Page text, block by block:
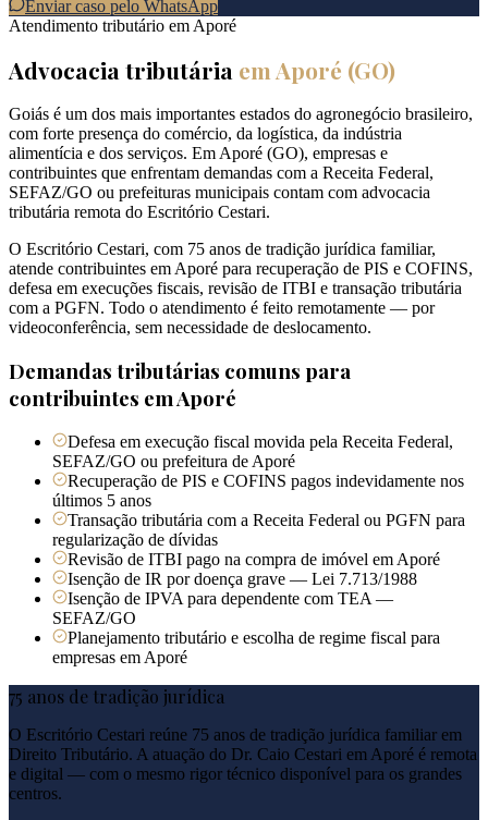
Enviar caso pelo WhatsApp
Atendimento tributário em Aporé
Advocacia tributária em Aporé (GO)
Goiás é um dos mais importantes estados do agronegócio brasileiro,
com forte presença do comércio, da logística, da indústria
alimentícia e dos serviços. Em Aporé (GO), empresas e
contribuintes que enfrentam demandas com a Receita Federal,
SEFAZ/GO ou prefeituras municipais contam com advocacia
tributária remota do Escritório Cestari.
O Escritório Cestari, com 75 anos de tradição jurídica familiar,
atende contribuintes em Aporé para recuperação de PIS e COFINS,
defesa em execuções fiscais, revisão de ITBI e transação tributária
com a PGFN. Todo o atendimento é feito remotamente — por
videoconferência, sem necessidade de deslocamento.
Demandas tributárias comuns para
contribuintes emAporé
Defesa em execução fiscal movida pela Receita Federal,
SEFAZ/GO ou prefeitura de Aporé
Recuperação de PIS e COFINS pagos indevidamente nos
últimos 5 anos
Transação tributária com a Receita Federal ou PGFN para
regularização de dívidas
Revisão de ITBI pago na compra de imóvel em Aporé
Isenção de IR por doença grave — Lei 7.713/1988
Isenção de IPVA para dependente com TEA —
SEFAZ/GO
Planejamento tributário e escolha de regime fiscal para
empresas em Aporé
75 anos de tradição jurídica
O Escritório Cestari reúne 75 anos de tradição jurídica familiar em
Direito Tributário. A atuação do Dr. Caio Cestari em Aporé é remota
e digital — com o mesmo rigor técnico disponível para os grandes
centros.